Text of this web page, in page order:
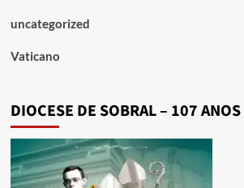
uncategorized
Vaticano
DIOCESE DE SOBRAL – 107 ANOS